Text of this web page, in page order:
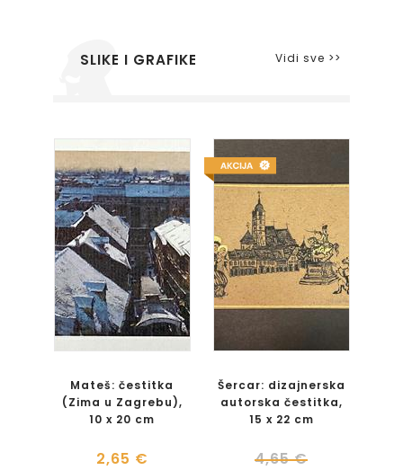
SLIKE I GRAFIKE Vidi sve >>
Mateš: čestitka
(Zima u Zagrebu),
10 x 20 cm
2,65 €
Šercar: dizajnerska
autorska čestitka,
15 x 22 cm
4,65 €